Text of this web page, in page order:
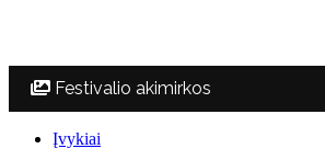
Festivalio akimirkos
Įvykiai